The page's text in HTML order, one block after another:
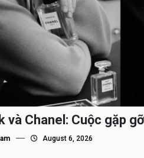
và Chanel: Cuộc gặp
August 6, 2026